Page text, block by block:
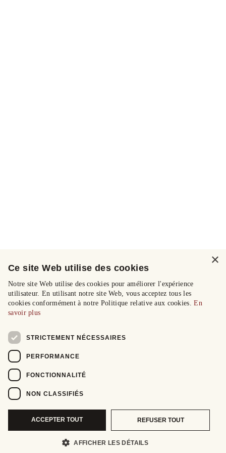
×
Ce site Web utilise des cookies
Notre site Web utilise des cookies pour améliorer l'expérience
utilisateur. En utilisant notre site Web, vous acceptez tous les
cookies conformément à notre Politique relative aux cookies.En
savoir plus
STRICTEMENT NÉCESSAIRES
PERFORMANCE
FONCTIONNALITÉ
NON CLASSIFIÉS
ACCEPTER TOUT REFUSER TOUT
AFFICHER LES DÉTAILS